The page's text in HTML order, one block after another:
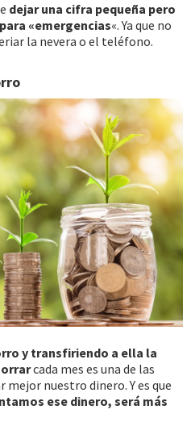
dejar una cifra pequeña pero
«emergencias«. Ya que no
la nevera o el teléfono.
y transfiriendo a ella la
cada mes es una de las
nuestro dinero. Y es que
ese dinero, será más